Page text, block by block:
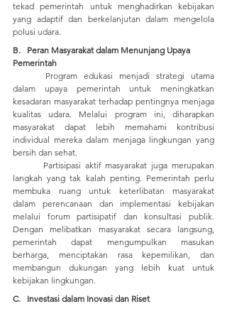
tekad pemerintah untuk menghadirkan kebijakan
yang adaptif dan berkelanjutan dalam mengelola
polusi udara.
B.   Peran Masyarakat dalam Menunjang Upaya
Pemerintah
dalam upaya pemerintah untuk meningkatkan
kesadaran masyarakat terhadap pentingnya menjaga
kualitas udara. Melalui program ini, diharapkan
masyarakat dapat lebih memahami kontribusi
individual mereka dalam menjaga lingkungan yang
bersih dan sehat.
langkah yang tak kalah penting. Pemerintah perlu
membuka ruang untuk keterlibatan masyarakat
dalam perencanaan dan implementasi kebijakan
melalui forum partisipatif dan konsultasi publik.
Dengan melibatkan masyarakat secara langsung,
pemerintah dapat mengumpulkan masukan
berharga, menciptakan rasa kepemilikan, dan
membangun dukungan yang lebih kuat untuk
kebijakan lingkungan.
C.   Investasi dalam Inovasi dan Riset